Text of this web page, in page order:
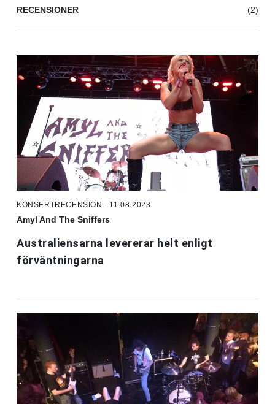
RECENSIONER (2)
KONSERTRECENSION - 11.08.2023
Amyl And The Sniffers
Australiensarna levererar helt enligt
förväntningarna